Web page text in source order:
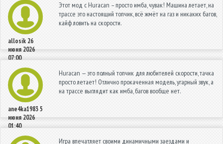
allosik 26
июня 2026
07:00
Этот мод с Huracan – просто имба, чувак! Машина летает, на
трассе это настоящий топчик, всё жмёт на газ и никаких багов,
кайф ловить на скорости.
ane4ka19835
июня 2026
01:40
Huracan — это полный топчик для любителей скорости, тачка
просто летает! Отлично прокаченная модель, угарный звук, а
на трассе выглядит как имба, багов вообще нет.
Игра впечатляет своими динамичными заездами и